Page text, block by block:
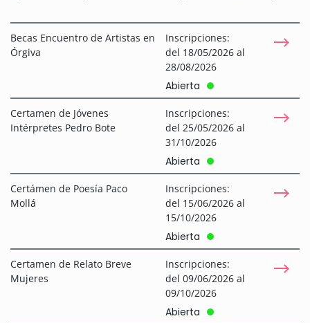
Becas Encuentro de Artistas en
Órgiva
Inscripciones:
del 18/05/2026 al
28/08/2026
Abierta
Certamen de Jóvenes
Intérpretes Pedro Bote
Inscripciones:
del 25/05/2026 al
31/10/2026
Abierta
Certámen de Poesía Paco
Mollá
Inscripciones:
del 15/06/2026 al
15/10/2026
Abierta
Certamen de Relato Breve
Mujeres
Inscripciones:
del 09/06/2026 al
09/10/2026
Abierta